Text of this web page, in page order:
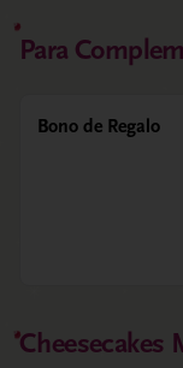
Para
Bono de Regalo
Cheesecakes